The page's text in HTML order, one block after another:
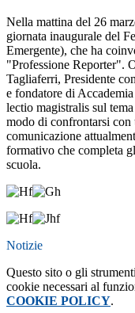
Nella mattina del 26
giornata inaugurale del
Emergente), che ha
"Professione Reporter".
Tagliaferri, Presidente
e fondatore di
lectio magistralis sul
modo di confrontarsi con
comunicazione
formativo che completa
scuola.
Notizie
Questo sito o gli
cookie necessari al
COOKIE POLICY.